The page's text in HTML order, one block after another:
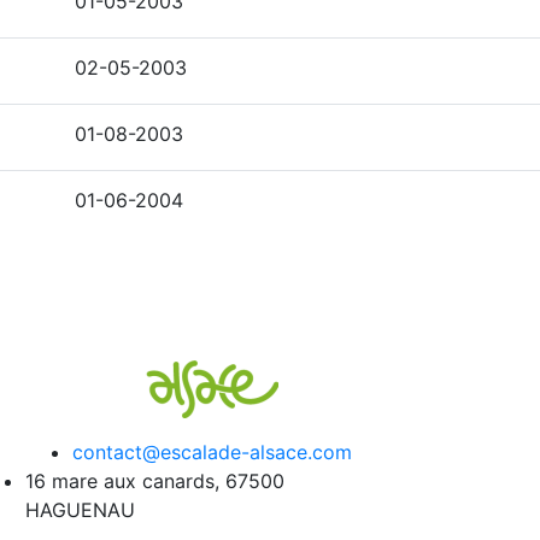
02-05-2003
01-08-2003
01-06-2004
contact@escalade-alsace.com
16 mare aux canards, 67500
HAGUENAU